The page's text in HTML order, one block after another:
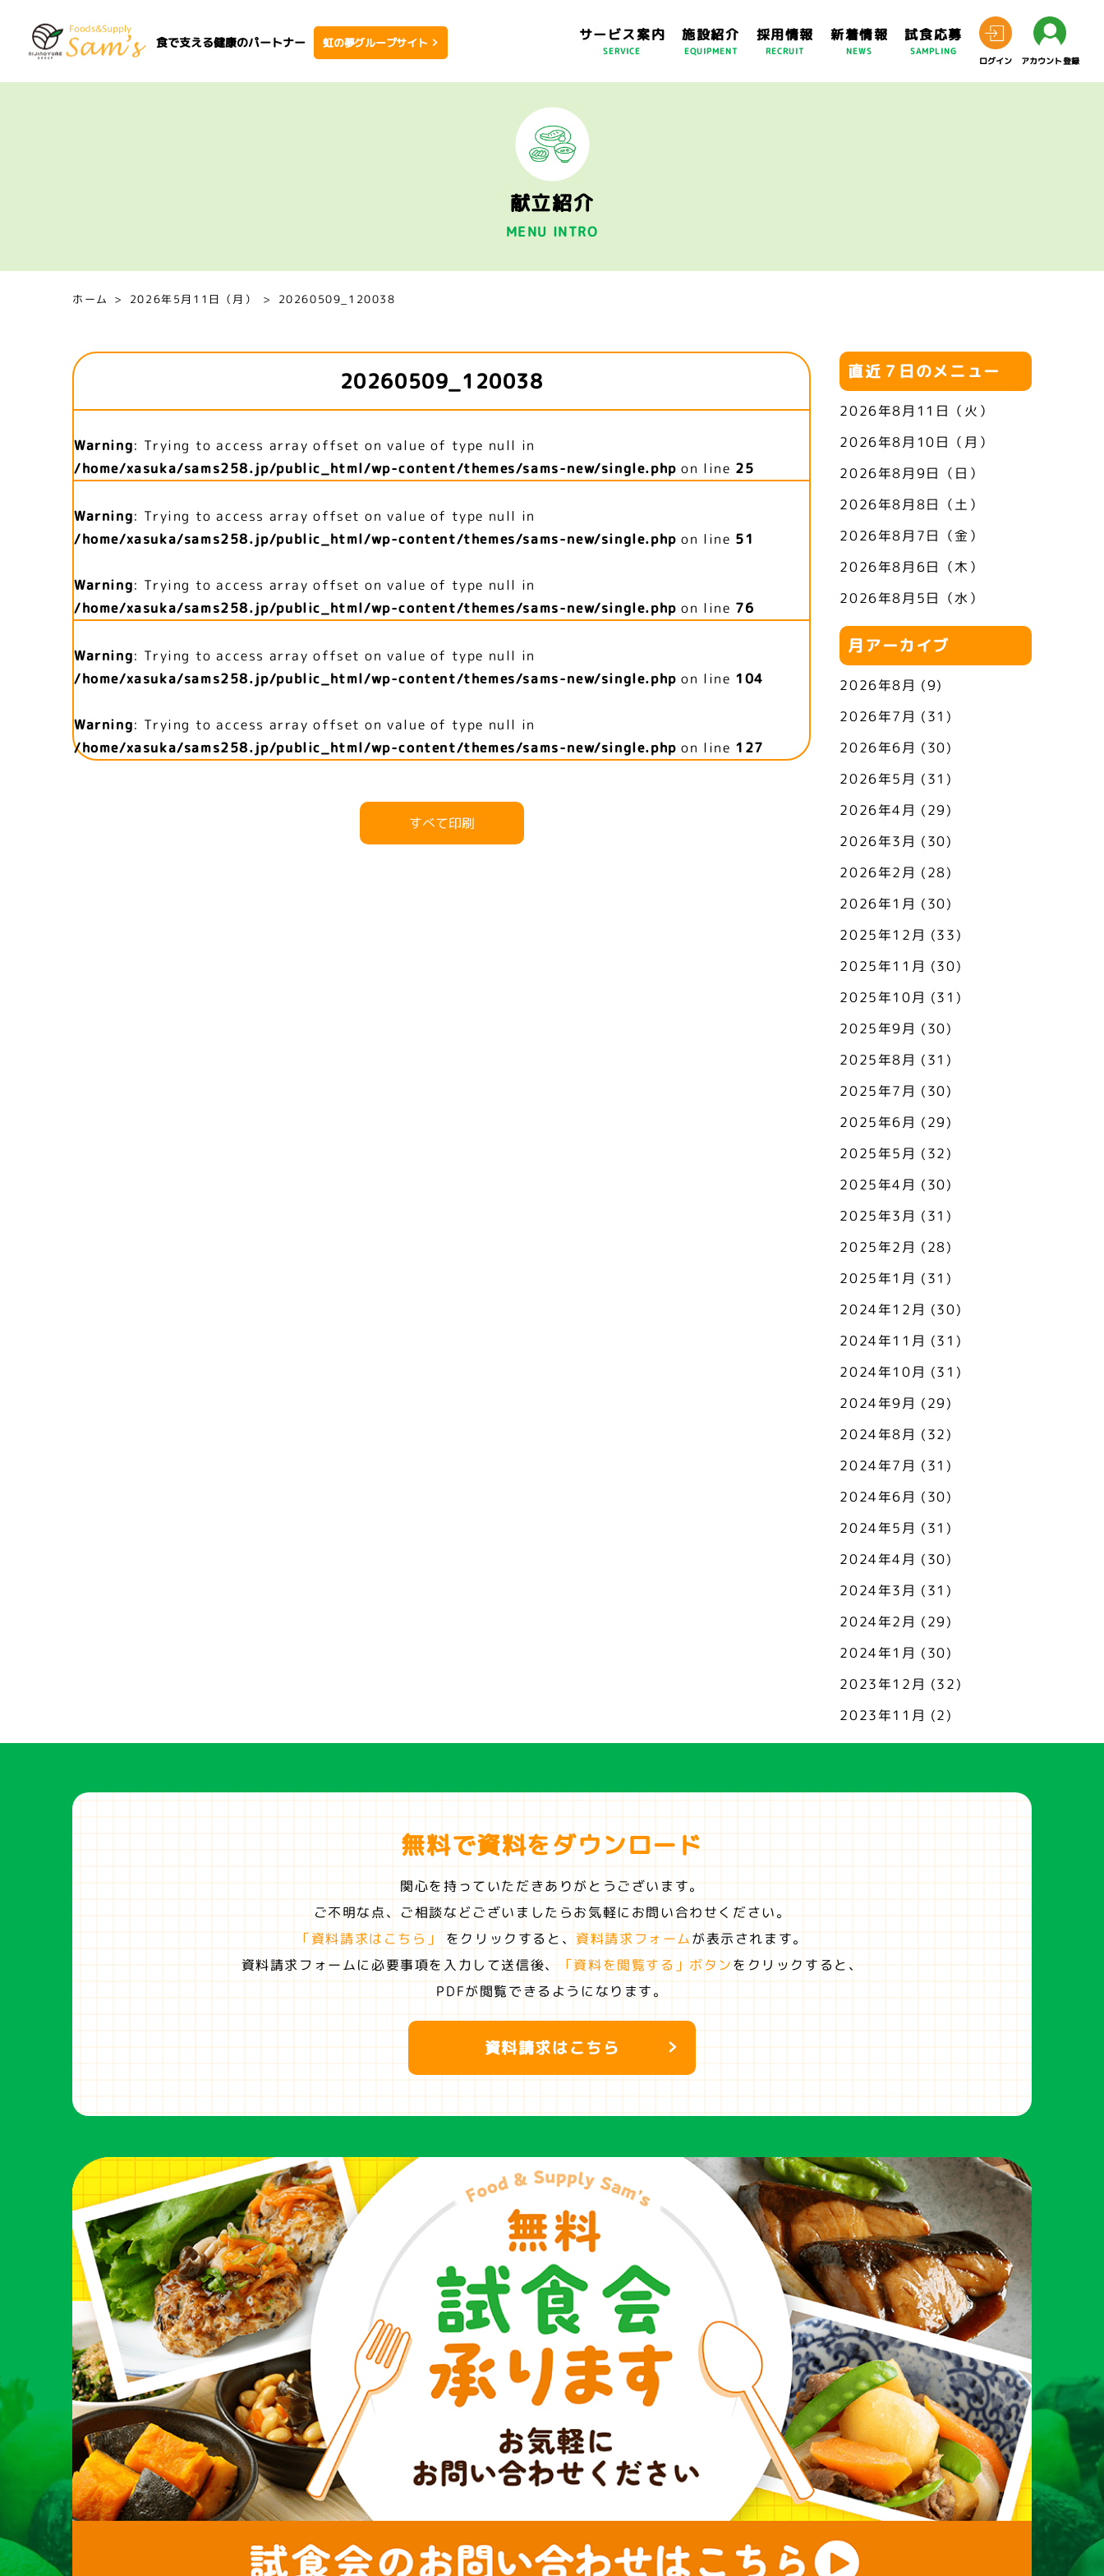
食で支える健康のパートナー 虹の夢グループサイト サービス案内
SERVICE
施設紹介
EQUIPMENT
採用情報
RECRUIT
新着情報
NEWS
試食応募
SAMPLING
ログイン
アカウント登録
献立紹介
MENU INTRO
ホーム 2026年5月11日（月） 20260509_120038
20260509_120038
Warning: Trying to access array offset on value of type null in
/home/xasuka/sams258.jp/public_html/wp-content/themes/sams-new/single.php on line 25
Warning: Trying to access array offset on value of type null in
/home/xasuka/sams258.jp/public_html/wp-content/themes/sams-new/single.php on line 51
Warning: Trying to access array offset on value of type null in
/home/xasuka/sams258.jp/public_html/wp-content/themes/sams-new/single.php on line 76
Warning: Trying to access array offset on value of type null in
/home/xasuka/sams258.jp/public_html/wp-content/themes/sams-new/single.php on line 104
Warning: Trying to access array offset on value of type null in
/home/xasuka/sams258.jp/public_html/wp-content/themes/sams-new/single.php on line 127
すべて印刷
直近７日のメニュー
2026年8月11日（火）
2026年8月10日（月）
2026年8月9日（日）
2026年8月8日（土）
2026年8月7日（金）
2026年8月6日（木）
2026年8月5日（水）
月アーカイブ
2026年8月 (9)
2026年7月 (31)
2026年6月 (30)
2026年5月 (31)
2026年4月 (29)
2026年3月 (30)
2026年2月 (28)
2026年1月 (30)
2025年12月 (33)
2025年11月 (30)
2025年10月 (31)
2025年9月 (30)
2025年8月 (31)
2025年7月 (30)
2025年6月 (29)
2025年5月 (32)
2025年4月 (30)
2025年3月 (31)
2025年2月 (28)
2025年1月 (31)
2024年12月 (30)
2024年11月 (31)
2024年10月 (31)
2024年9月 (29)
2024年8月 (32)
2024年7月 (31)
2024年6月 (30)
2024年5月 (31)
2024年4月 (30)
2024年3月 (31)
2024年2月 (29)
2024年1月 (30)
2023年12月 (32)
2023年11月 (2)
無料で資料をダウンロード
関心を持っていただきありがとうございます。
ご不明な点、ご相談などございましたらお気軽にお問い合わせください。
「資料請求はこちら」
をクリックすると、 資料請求フォームが表示されます。
資料請求フォームに必要事項を入力して送信後、
「資料を閲覧する」ボタンをクリックすると、
PDFが閲覧できるようになります。
資料請求はこちら